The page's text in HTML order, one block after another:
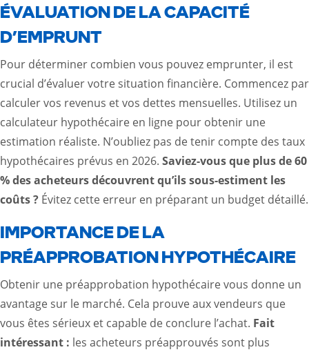
ÉVALUATION DE LA CAPACITÉ
D’EMPRUNT
Pour déterminer combien vous pouvez emprunter, il est
crucial d’évaluer votre situation financière. Commencez par
calculer vos revenus et vos dettes mensuelles. Utilisez un
calculateur hypothécaire en ligne pour obtenir une
estimation réaliste. N’oubliez pas de tenir compte des taux
hypothécaires prévus en 2026. Saviez-vous que plus de 60
% des acheteurs découvrent qu’ils sous-estiment les
coûts ? Évitez cette erreur en préparant un budget détaillé.
IMPORTANCE DE LA
PRÉAPPROBATION HYPOTHÉCAIRE
Obtenir une préapprobation hypothécaire vous donne un
avantage sur le marché. Cela prouve aux vendeurs que
vous êtes sérieux et capable de conclure l’achat. Fait
intéressant : les acheteurs préapprouvés sont plus